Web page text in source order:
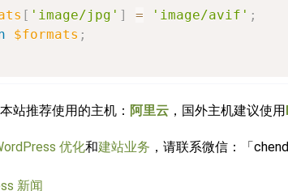
[ 'image/jpg' ] = 'image/avif' ;
$formats ;
站推荐使用的主机： 阿里云 ，国外主机建议使用
优化和建站业务 ，请联系微信：「
新闻